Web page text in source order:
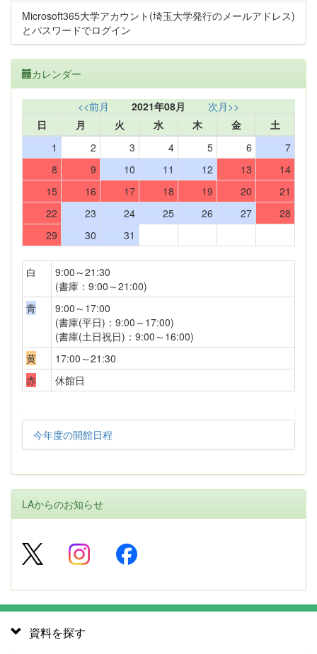
Microsoft365大学アカウント(埼玉大学発行のメールアドレス)
とパスワードでログイン
カレンダー
<<前月 2021年08月
次月>>
日
月 火 水 木 金
土
1
2 3 4 5 6
7
8
9 10 11 12 13
14
15
16 17 18 19 20
21
22
23 24 25 26 27
28
29
30 31
白
9:00～21:30
(書庫：9:00～21:00)
青
9:00～17:00
(書庫(平日)：9:00～17:00)
(書庫(土日祝日)：9:00～16:00)
黄
17:00～21:30
赤
休館日
今年度の開館日程
LAからのお知らせ
資料を探す